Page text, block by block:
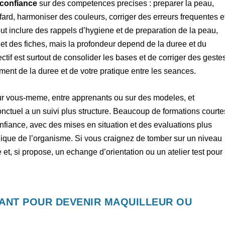
sur des competences precises : preparer la peau,
harmoniser des couleurs, corriger des erreurs frequentes
inclure des rappels d’hygiene et de preparation de la peau,
des fiches, mais la profondeur depend de la duree et du
est surtout de consolider les bases et de corriger des
de la duree et de votre pratique entre les seances.
vous-meme, entre apprenants ou sur des modeles, et
a un suivi plus structure. Beaucoup de formations
avec des mises en situation et des evaluations plus
de l’organisme. Si vous craignez de tomber sur un niveau
si propose, un echange d’orientation ou un atelier test pour
POUR DEVENIR MAQUILLEUR OU